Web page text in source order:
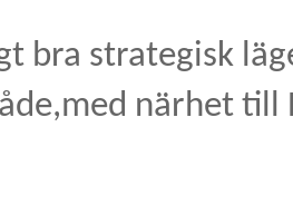
bra strategisk
närhet till